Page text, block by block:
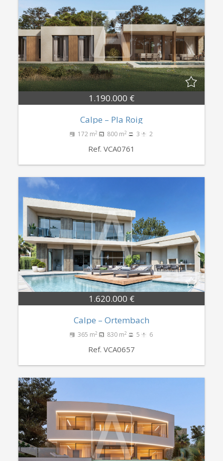
1.190.000 €
Calpe – Pla Roig
172 m2 800 m2 3 2
Ref. VCA0761
1.620.000 €
Calpe – Ortembach
365 m2 830 m2 5 6
Ref. VCA0657